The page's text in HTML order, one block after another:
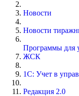
Новости
Новости
Программы
ЖСК
1С: Учет в
Редакция 2.0